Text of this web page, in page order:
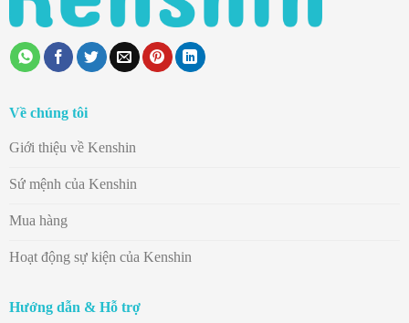
Về chúng tôi
Giới thiệu về Kenshin
Sứ mệnh của Kenshin
Mua hàng
Hoạt động sự kiện của Kenshin
Hướng dẫn & Hỗ trợ